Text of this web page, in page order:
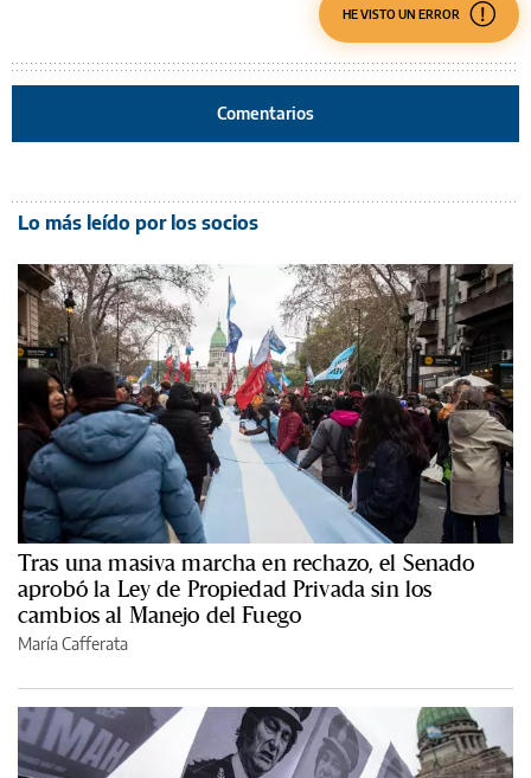
HE VISTO UN ERROR
Comentarios
Lo más leído por los socios
Tras una masiva marcha en rechazo, el Senado
aprobó la Ley de Propiedad Privada sin los
cambios al Manejo del Fuego
María Cafferata